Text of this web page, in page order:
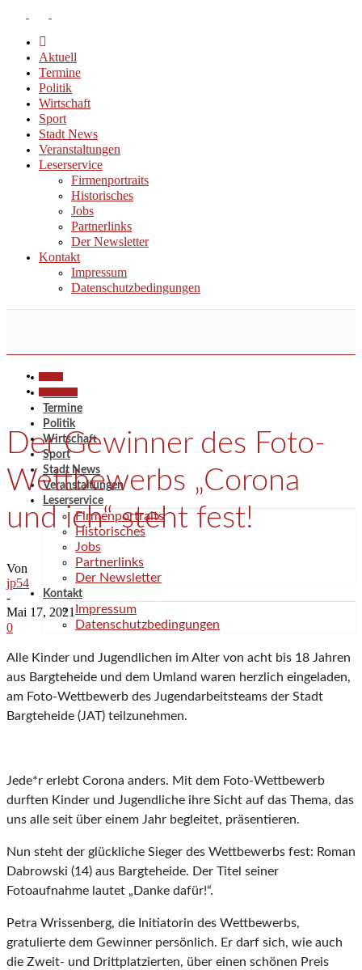
Aktuell
Termine
Politik
Wirtschaft
Sport
Stadt News
Veranstaltungen
Leserservice
Firmenportraits
Historisches
Jobs
Partnerlinks
Der Newsletter
Kontakt
Impressum
Datenschutzbedingungen
Termine
Politik
Wirtschaft
Sport
Stadt News
Veranstaltungen
Leserservice
Firmenportraits
Historisches
Jobs
Partnerlinks
Der Newsletter
Kontakt
Impressum
Datenschutzbedingungen
Der Gewinner des Foto-
Wettbewerbs „Corona
und ich“ steht fest!
Von
jp54
-
Mai 17, 2021
0
Alle Kinder und Jugendlichen im Alter von acht bis 18 Jahren
aus Bargteheide und dem Umland waren herzlich eingeladen,
am Foto-Wettbewerb des Jugendarbeitsteams der Stadt
Bargteheide (JAT) teilzunehmen.
Jede*r erlebt Corona anders. Mit dem Foto-Wettbewerb
durften Kinder und Jugendliche ihre Sicht auf das Thema, das
uns alle seit über einem Jahr begleitet, präsentieren.
Nun steht der glückliche Sieger des Wettbewerbs fest: Roman
Dabrowski (14) aus Bargteheide. Der Titel seiner
Fotoaufnahme lautet „Danke dafür!“.
Petra Wrissenberg, die Initiatorin des Wettbewerbs,
gratulierte dem Gewinner persönlich. Er darf sich, wie auch
die Zweit- und Drittplatzierten, über einen schönen Preis